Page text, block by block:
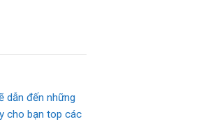
dẫn đến những
cho bạn top các